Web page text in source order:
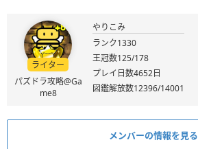
ライター
パズドラ攻略@Ga
me8
やりこみ
ランク1330
王冠数125/178
プレイ日数4652日
図鑑解放数12396/14001
メンバーの情報を見る